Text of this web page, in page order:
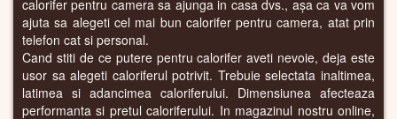
calorifer pentru camera sa ajunga in casa dvs., așa ca va vom
ajuta sa alegeti cel mai bun calorifer pentru camera, atat prin
telefon cat si personal.
Cand stiti de ce putere pentru calorifer aveti nevoie, deja este
usor sa alegeti caloriferul potrivit. Trebuie selectata inaltimea,
latimea si adancimea caloriferului. Dimensiunea afecteaza
performanta si pretul caloriferului. In magazinul nostru online,